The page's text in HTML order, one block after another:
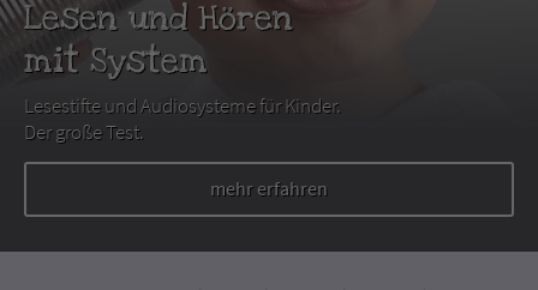
Lesen und Hören
mit System
Lesestifte und Audiosysteme für Kinder.
Der große Test.
mehr erfahren